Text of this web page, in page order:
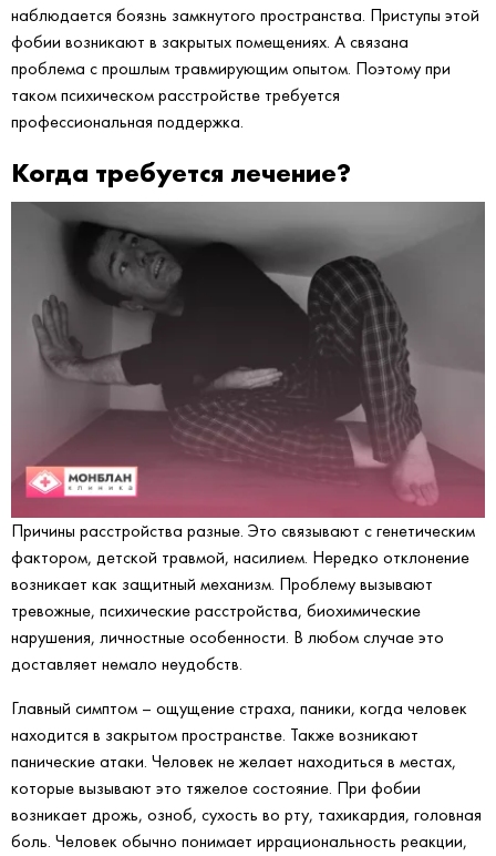
наблюдается боязнь замкнутого пространства. Приступы этой
фобии возникают в закрытых помещениях. А связана
проблема с прошлым травмирующим опытом. Поэтому при
таком психическом расстройстве требуется
профессиональная поддержка.
Когда требуется лечение?
Причины расстройства разные. Это связывают с генетическим
фактором, детской травмой, насилием. Нередко отклонение
возникает как защитный механизм. Проблему вызывают
тревожные, психические расстройства, биохимические
нарушения, личностные особенности. В любом случае это
доставляет немало неудобств.
Главный симптом – ощущение страха, паники, когда человек
находится в закрытом пространстве. Также возникают
панические атаки. Человек не желает находиться в местах,
которые вызывают это тяжелое состояние. При фобии
возникает дрожь, озноб, сухость во рту, тахикардия, головная
боль. Человек обычно понимает иррациональность реакции,